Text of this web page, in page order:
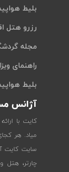
بلیط
رزرو هتل
مجله
راهنمای
بلیط
آژانس
کایت با
میاد. هر
سایت کایت
چارتر،